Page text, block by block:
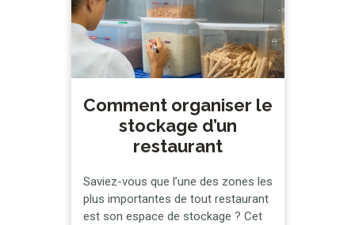
Comment organiser le
stockage d’un
restaurant
Saviez-vous que l’une des zones les
plus importantes de tout restaurant
est son espace de stockage ? Cet